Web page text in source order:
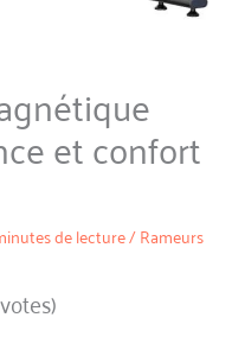
et confort
de lecture/Rameurs